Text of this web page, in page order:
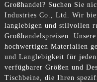
Großhandel? Suchen Sie
Industries Co., Ltd. Wir
langlebigen und stilvollen
Großhandelspreisen.
hochwertigen Materialien
und Langlebigkeit für
verfügbarer Größen und
Tischbeine, die Ihren